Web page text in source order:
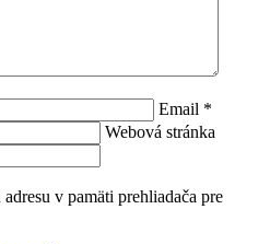
Email *
Webová stránka
v pamäti prehliadača pre